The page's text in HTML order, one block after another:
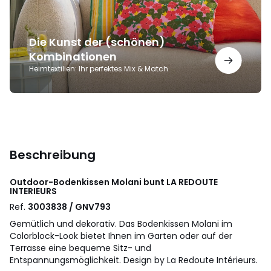
Die Kunst der (schönen)
Kombinationen
Heimtextilien: Ihr perfektes Mix & Match
Beschreibung
Outdoor-Bodenkissen Molani bunt LA REDOUTE
INTERIEURS
Ref. 3003838 / GNV793
Gemütlich und dekorativ. Das Bodenkissen Molani im
Colorblock-Look bietet Ihnen im Garten oder auf der
Terrasse eine bequeme Sitz- und
Entspannungsmöglichkeit. Design by La Redoute Intérieurs.